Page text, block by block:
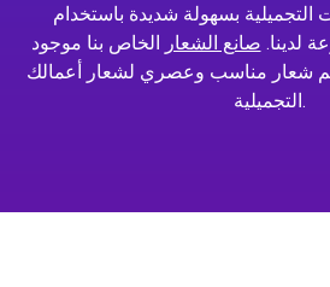
التجميلية بسهولة شديدة باستخدام
لدينا. صانع الشعار الخاص بنا موجود
شعار مناسب وعصري لشعار أعمالك
التجميلية.